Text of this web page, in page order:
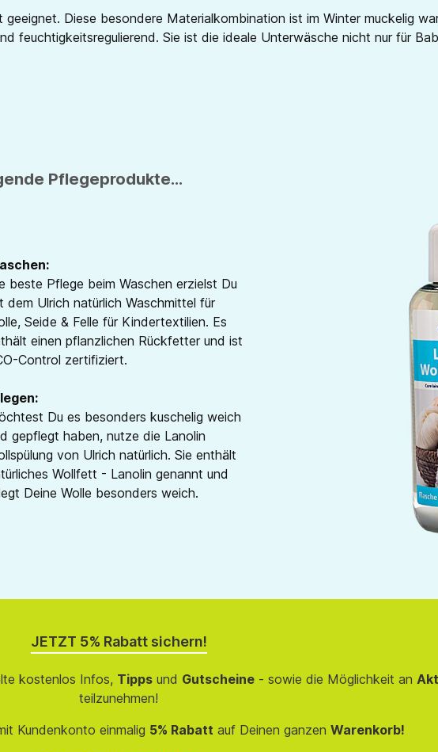
Diese besondere Materialkombination ist im Winter muckelig
feuchtigkeitsregulierend. Sie ist die ideale Unterwäsche nicht nur für
Pflegeprodukte...
beste Pflege beim Waschen erzielst Du
dem Ulrich natürlich Waschmittel für
Seide & Felle für Kindertextilien. Es
einen pflanzlichen Rückfetter und ist
Control zertifiziert.
Du es besonders kuschelig weich
gepflegt haben, nutze die Lanolin
von Ulrich natürlich. Sie enthält
Wollfett - Lanolin genannt und
Deine Wolle besonders weich.
JETZT 5% Rabatt sichern!
kostenlos Infos, Tippsund Gutscheine- sowie die Möglichkeit an
teilzunehmen!
Kundenkonto einmalig 5% Rabatt auf Deinen ganzen Warenkorb!